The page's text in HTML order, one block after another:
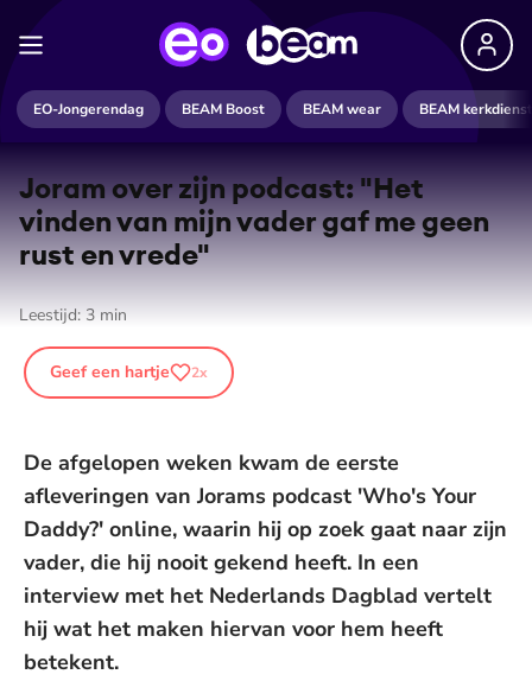
EO-Jongerendag BEAM Boost BEAM wear BEAM kerkdienst
Joram over zijn podcast: "Het
vinden van mijn vader gaf me geen
rust en vrede"
Leestijd: 3 min
Geef een hartje 2x
De afgelopen weken kwam de eerste
afleveringen van Jorams podcast 'Who's Your
Daddy?' online, waarin hij op zoek gaat naar zijn
vader, die hij nooit gekend heeft. In een
interview met het Nederlands Dagblad vertelt
hij wat het maken hiervan voor hem heeft
betekent.